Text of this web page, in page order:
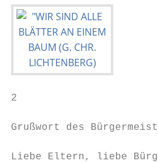
2
Grußwort des
Liebe Eltern, liebe